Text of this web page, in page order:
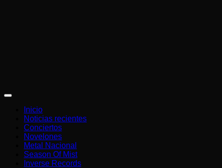
Inicio
Noticias recientes
Conciertos
Novelones
Metal Nacional
Season Of Mist
Inverse Records